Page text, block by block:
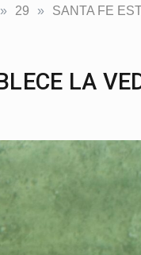
» 29 » SANTA FE
LA